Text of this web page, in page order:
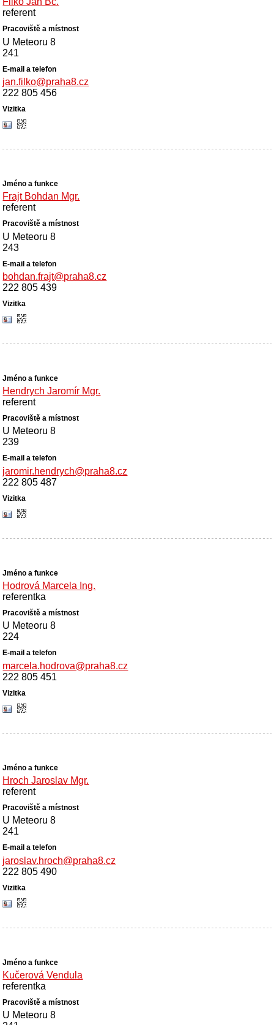
referent
U Meteoru 8
241
jan.filko@praha8.cz
222 805 456
Frajt Bohdan Mgr.
referent
U Meteoru 8
243
bohdan.frajt@praha8.cz
222 805 439
Hendrych Jaromír Mgr.
referent
U Meteoru 8
239
jaromir.hendrych@praha8.cz
222 805 487
Hodrová Marcela Ing.
referentka
U Meteoru 8
224
marcela.hodrova@praha8.cz
222 805 451
Hroch Jaroslav Mgr.
referent
U Meteoru 8
241
jaroslav.hroch@praha8.cz
222 805 490
Kučerová Vendula
referentka
U Meteoru 8